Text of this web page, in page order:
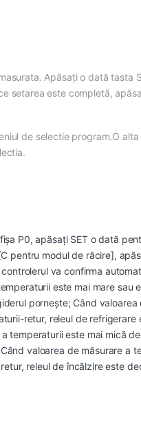
Apăsați o dată tasta
setarea este completă,
de selectie program.O
P0, apăsați SET o dată
pentru modul de răcire],
va confirma
este mai mare sau
pornește; Când
retur, releul de
temperaturii este mai mică
valoarea de măsurare a
releul de încălzire este